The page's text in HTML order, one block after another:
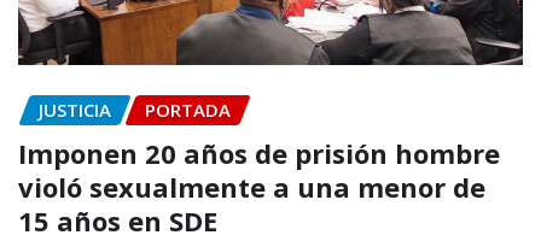
JUSTICIA PORTADA
Imponen 20 años de prisión hombre
violó sexualmente a una menor de
15 años en SDE